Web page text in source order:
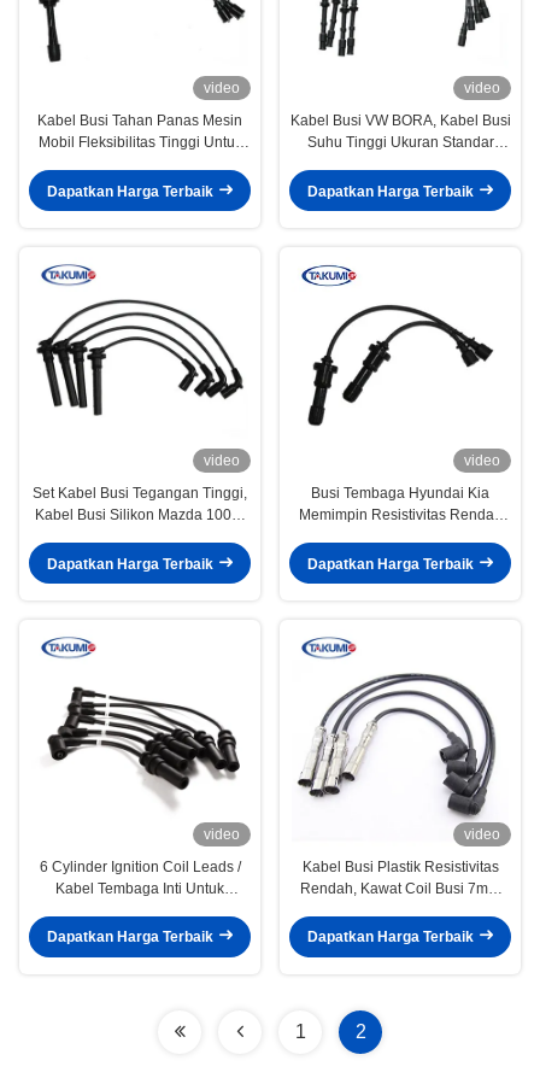
video
Kabel Busi Tahan Panas Mesin
Mobil Fleksibilitas Tinggi Untuk
Dapatkan Harga Terbaik
video
Kabel Busi VW BORA, Kabel Busi
Suhu Tinggi Ukuran Standar
Dapatkan Harga Terbaik
video
Set Kabel Busi Tegangan Tinggi,
Kabel Busi Silikon Mazda 100%
Dapatkan Harga Terbaik
video
Busi Tembaga Hyundai Kia
Memimpin Resistivitas Rendah
38B00
Dapatkan Harga Terbaik
video
6 Cylinder Ignition Coil Leads /
Kabel Tembaga Inti Untuk
Dapatkan Harga Terbaik
video
Kabel Busi Plastik Resistivitas
Rendah, Kawat Coil Busi 7mm
Dapatkan Harga Terbaik
1 2